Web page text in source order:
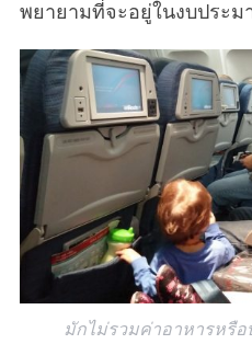
พยายามที่จะอยู่ในงบประ
มักไม่รวมค่าอาหารหรือ